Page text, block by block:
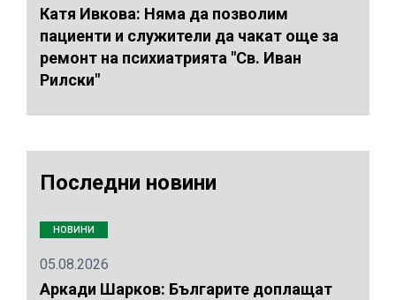
Катя Ивкова: Няма да позволим
пациенти и служители да чакат още за
ремонт на психиатрията "Св. Иван
Рилски"
Последни новини
НОВИНИ
05.08.2026
Аркади Шарков: Българите доплащат